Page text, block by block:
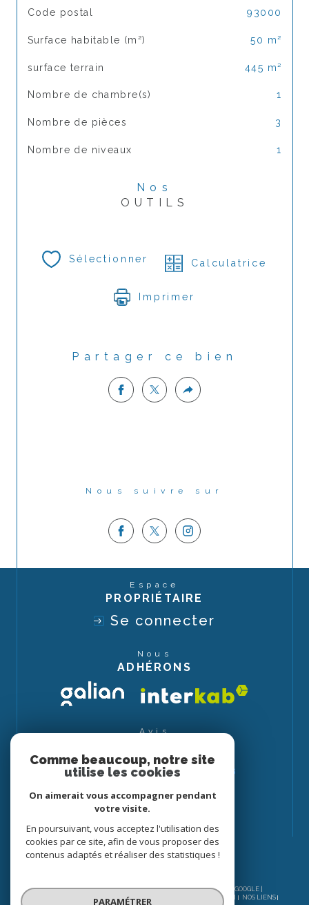
TRAD_SIROCCO_Caracteristique
Code postal 93000
Surface habitable (m²) 50 m²
surface terrain 445 m²
Nombre de chambre(s) 1
Nombre de pièces 3
Nombre de niveaux 1
Nos
OUTILS
Sélectionner Calculatrice
Imprimer
Partager ce bien
Nous suivre sur
Espace
PROPRIÉTAIRE
Se connecter
Nous
ADHÉRONS
Avis
© 2026 | TOUS DROITS RÉSERVÉS | TRADUCTION POWERED BY GOOGLE |
PLAN DU SITE ADMIN
NOS LIENS
Comme beaucoup, notre site
utilise les cookies
On aimerait vous accompagner pendant
votre visite.
En poursuivant, vous acceptez l'utilisation des
cookies par ce site, afin de vous proposer des
contenus adaptés et réaliser des statistiques !
PARAMÉTRER